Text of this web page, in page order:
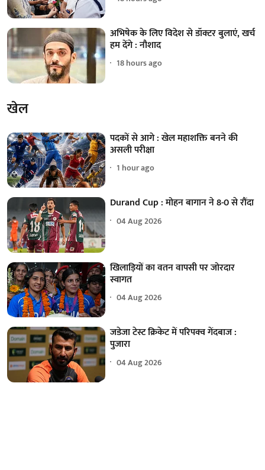
अभिषेक के लिए विदेश से डॉक्टर बुलाएं, खर्च
हम देंगे : नौशाद
18 hours ago
खेल
पदकों से आगे : खेल महाशक्ति बनने की
असली परीक्षा
1 hour ago
Durand Cup : मोहन बागान ने 8-0 से रौंदा
04 Aug 2026
खिलाड़ियों का वतन वापसी पर जोरदार
स्वागत
04 Aug 2026
जडेजा टेस्ट क्रिकेट में परिपक्व गेंदबाज :
पुजारा
04 Aug 2026